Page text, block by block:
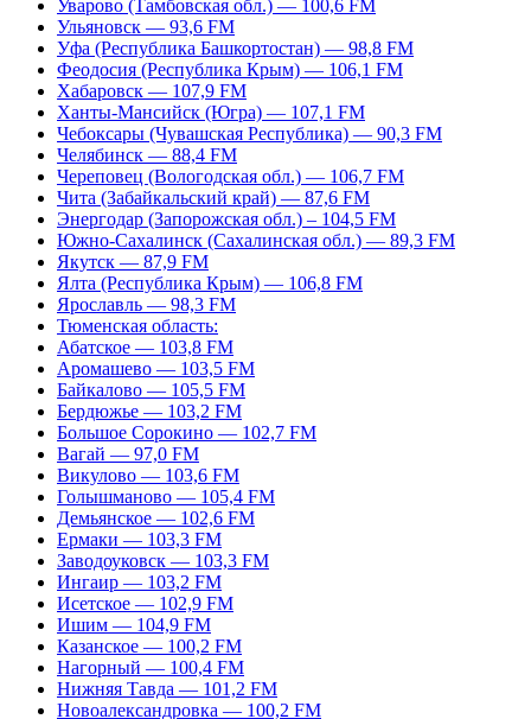
Уварово (Тамбовская обл.) — 100,6 FM
Ульяновск — 93,6 FM
Уфа (Республика Башкортостан) — 98,8 FM
Феодосия (Республика Крым) — 106,1 FM
Хабаровск — 107,9 FM
Ханты-Мансийск (Югра) — 107,1 FM
Чебоксары (Чувашская Республика) — 90,3 FM
Челябинск — 88,4 FM
Череповец (Вологодская обл.) — 106,7 FM
Чита (Забайкальский край) — 87,6 FM
Энергодар (Запорожская обл.) – 104,5 FM
Южно-Сахалинск (Сахалинская обл.) — 89,3 FM
Якутск — 87,9 FM
Ялта (Республика Крым) — 106,8 FM
Ярославль — 98,3 FM
Тюменская область:
Абатское — 103,8 FM
Аромашево — 103,5 FM
Байкалово — 105,5 FM
Бердюжье — 103,2 FM
Большое Сорокино — 102,7 FM
Вагай — 97,0 FM
Викулово — 103,6 FM
Голышманово — 105,4 FM
Демьянское — 102,6 FM
Ермаки — 103,3 FM
Заводоуковск — 103,3 FM
Ингаир — 103,2 FM
Исетское — 102,9 FM
Ишим — 104,9 FM
Казанское — 100,2 FM
Нагорный — 100,4 FM
Нижняя Тавда — 101,2 FM
Новоалександровка — 100,2 FM